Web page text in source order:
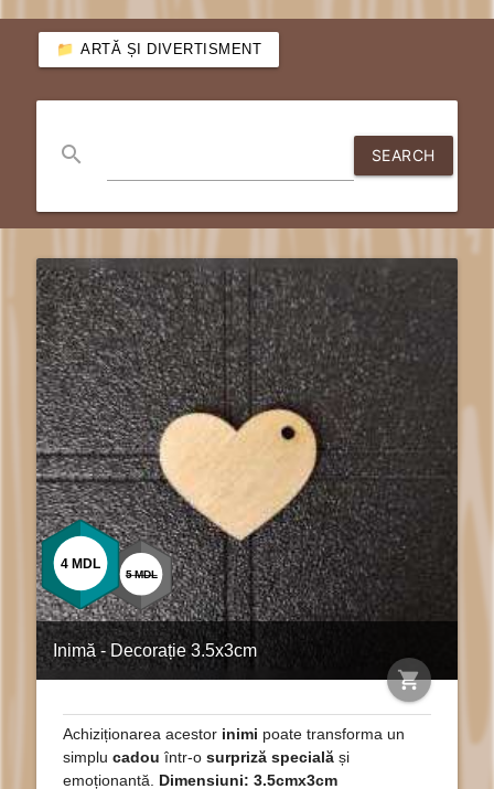
ARTĂ ȘI DIVERTISMENT
search SEARCH
Inimă - Decorație 3.5x3cm
shopping_cart
4 MDL
5 MDL
Achiziționarea acestor inimi poate transforma un
simplu cadou într-o surpriză specialăși
emoționantă. Dimensiuni: 3.5cmx3cm